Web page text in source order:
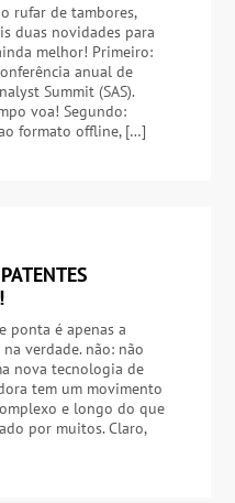
rufar de tambores,
duas novidades para
melhor! Primeiro:
anual de
Summit (SAS).
voa! Segundo:
formato offline, […]
ponta é apenas a
verdade. não: não
nova tecnologia de
tem um movimento
e longo do que
por muitos. Claro,